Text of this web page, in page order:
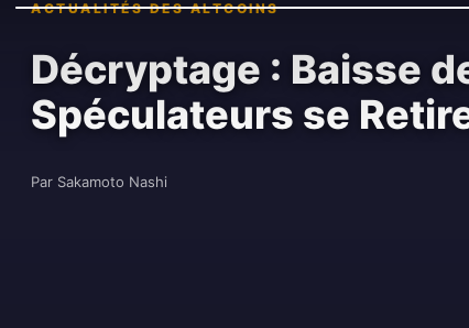
ACTUALITÉS DES ALTCOINS
Décryptage : Baisse
Spéculateurs se
Par Sakamoto Nashi